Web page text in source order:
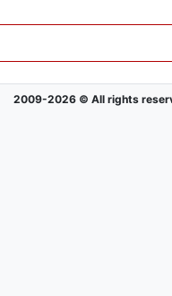
2009-2026 © All rights